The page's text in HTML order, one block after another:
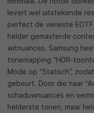
levert wel uitstekende
perfect de vereiste
helder gemasterde
witnuances. Samsung
tonemapping “HDR-
Mode op “Statisch”,
gebeurt. Door die naar
schaduwnuances en
helderste tonen, maar